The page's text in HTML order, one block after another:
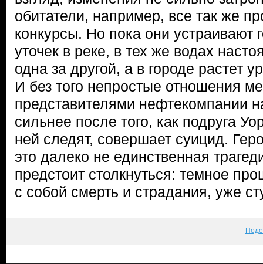
обитатели, например, все так же
конкурсы. Но пока они устраивают
уточек в реке, в тех же водах
одна за другой, а в городе растет
И без того непростые отношения
представителями нефтекомпании
сильнее после того, как подруга
ней следят, совершает суицид.
это далеко не единственная
предстоит столкнуться: темное
с собой смерть и страдания, уже